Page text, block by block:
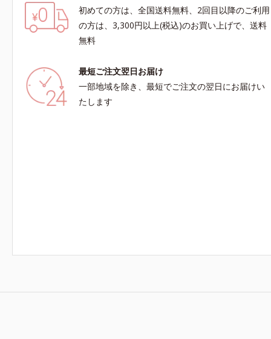
初めての方は、全国送料無料、2回目以降のご利用
の方は、3,300円以上(税込)のお買い上げで、送料
無料
最短ご注文翌日お届け
一部地域を除き、最短でご注文の翌日にお届けい
たします